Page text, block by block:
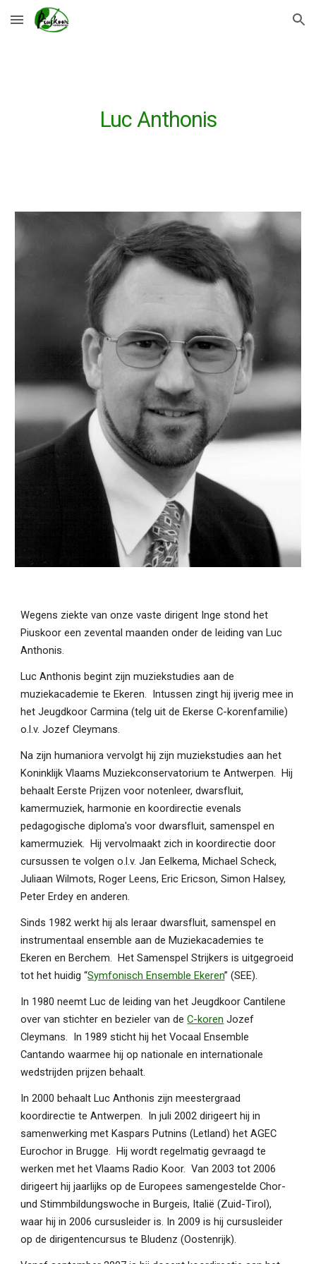
Skip to main content Skip to navigation
Luc Anthonis
Wegens ziekte van onze vaste dirigent Inge stond het
Piuskoor een zevental maanden onder de leiding van Luc
Anthonis.
Luc Anthonis begint zijn muziek­studies aan de
muziekacademie te Ekeren. Intussen zingt hij ijverig mee in
het Jeugdkoor Carmina (telg uit de Ekerse C-korenfamilie)
o.l.v. Jozef Cleymans.
Na zijn humaniora vervolgt hij zijn muziekstudies aan het
Koninklijk Vlaams Muziekconservatorium te Antwerpen. Hij
behaalt Eerste Prijzen voor notenleer, dwarsfluit,
kamermuziek, harmonie en koordirectie evenals
pedagogische diploma's voor dwarsfluit, samenspel en
kamermuziek. Hij vervolmaakt zich in koordirectie door
cursussen te volgen o.l.v. Jan Eelkema, Michael Scheck,
Juliaan Wilmots, Roger Leens, Eric Ericson, Simon Halsey,
Peter Erdey en anderen.
Sinds 1982 werkt hij als leraar dwarsfluit, samenspel en
instrumentaal ensemble aan de Muziekacademies te
Ekeren en Berchem. Het Samenspel Strijkers is uitgegroeid
tot het huidig “Symfonisch Ensemble Ekeren” (SEE).
In 1980 neemt Luc de leiding van het Jeugdkoor Cantilene
over van stichter en bezieler van deC-koren Jozef
Cleymans. In 1989 sticht hij het Vocaal Ensemble
Cantando waarmee hij op nationale en inter­nationale
wedstrijden prijzen behaalt.
In 2000 behaalt Luc Anthonis zijn meestergraad
koordirectie te Antwerpen. In juli 2002 dirigeert hij in
samenwerking met Kaspars Putnins (Letland) het AGEC
Eurochor in Brugge. Hij wordt regelmatig gevraagd te
werken met het Vlaams Radio Koor. Van 2003 tot 2006
dirigeert hij jaarlijks op de Europees samengestelde Chor-
und Stimmbildungswoche in Burgeis, Italië (Zuid-Tirol),
waar hij in 2006 cursusleider is. In 2009 is hij cursusleider
op de dirigentencursus te Bludenz (Oostenrijk).